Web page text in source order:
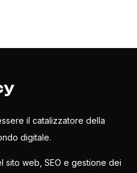
il catalizzatore della
digitale.
sito web, SEO e gestione dei